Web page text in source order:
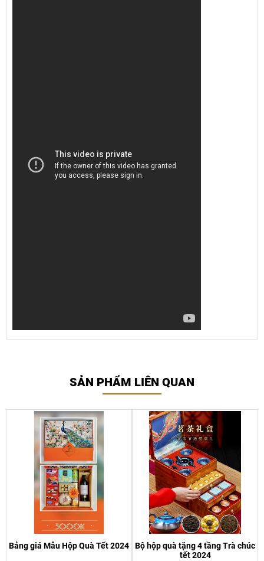
SẢN PHẨM LIÊN QUAN
Bảng giá Mẫu Hộp Quà Tết 2024
Bộ hộp quà tặng 4 tầng Trà chúc
tết 2024